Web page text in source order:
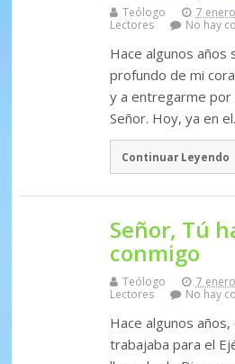
Teólogo 7
Lectores
No hay
Hace algunos años
profundo de mi
y a entregarme por
Señor. Hoy, ya en
Continuar Leyendo
Señor, Tú
conmigo
Teólogo 7
Lectores
No hay
Hace algunos
trabajaba para el